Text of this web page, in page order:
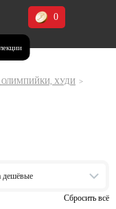
0
ОЛИМПИЙКИ, ХУДИ >
дешёвые